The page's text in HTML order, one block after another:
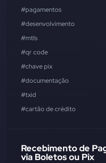
#pagamentos
#desenvolvimento
#mtls
#qr code
#chave pix
#documentação
#txid
#cartão de crédito
Recebimento de
via Boletos ou Pix